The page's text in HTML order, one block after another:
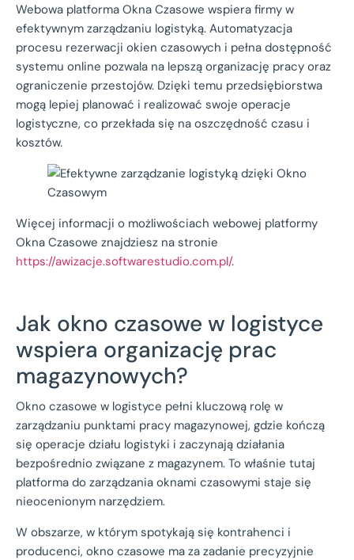
Webowa platforma Okna Czasowe wspiera firmy w
efektywnym zarządzaniu logistyką. Automatyzacja
procesu rezerwacji okien czasowych i pełna dostępność
systemu online pozwala na lepszą organizację pracy oraz
ograniczenie przestojów. Dzięki temu przedsiębiorstwa
mogą lepiej planować i realizować swoje operacje
logistyczne, co przekłada się na oszczędność czasu i
kosztów.
Więcej informacji o możliwościach webowej platformy
Okna Czasowe znajdziesz na stronie
https://awizacje.softwarestudio.com.pl/.
Jak okno czasowe w logistyce
wspiera organizację prac
magazynowych?
Okno czasowe w logistyce pełni kluczową rolę w
zarządzaniu punktami pracy magazynowej, gdzie kończą
się operacje działu logistyki i zaczynają działania
bezpośrednio związane z magazynem. To właśnie tutaj
platforma do zarządzania oknami czasowymi staje się
nieocenionym narzędziem.
W obszarze, w którym spotykają się kontrahenci i
producenci, okno czasowe ma za zadanie precyzyjnie